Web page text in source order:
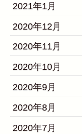
2021年1月
2020年12月
2020年11月
2020年10月
2020年9月
2020年8月
2020年7月